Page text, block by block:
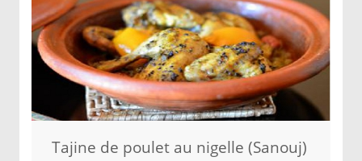
Tajine de poulet au nigelle (Sanouj)